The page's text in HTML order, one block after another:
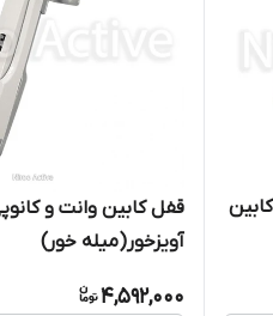
قفل کابین وانت و
آویزخور(میله خور)
4,592,000